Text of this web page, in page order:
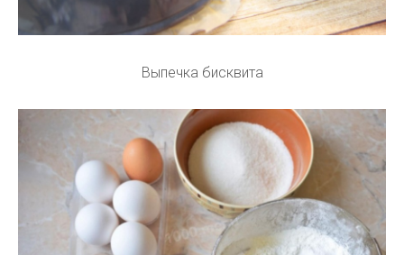
Выпечка бисквита